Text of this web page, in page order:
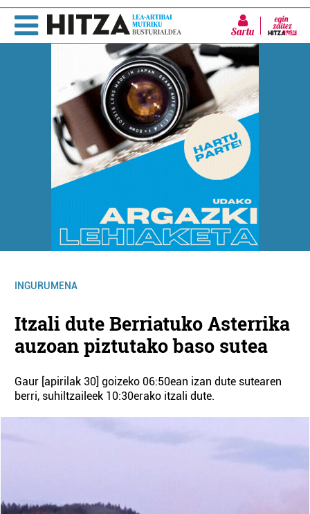
Sartu
INGURUMENA
Itzali dute Berriatuko Asterrika
auzoan piztutako baso sutea
Gaur [apirilak 30] goizeko 06:50ean izan dute sutearen
berri, suhiltzaileek 10:30erako itzali dute.